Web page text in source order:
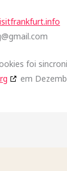
gmail.com
foi
em